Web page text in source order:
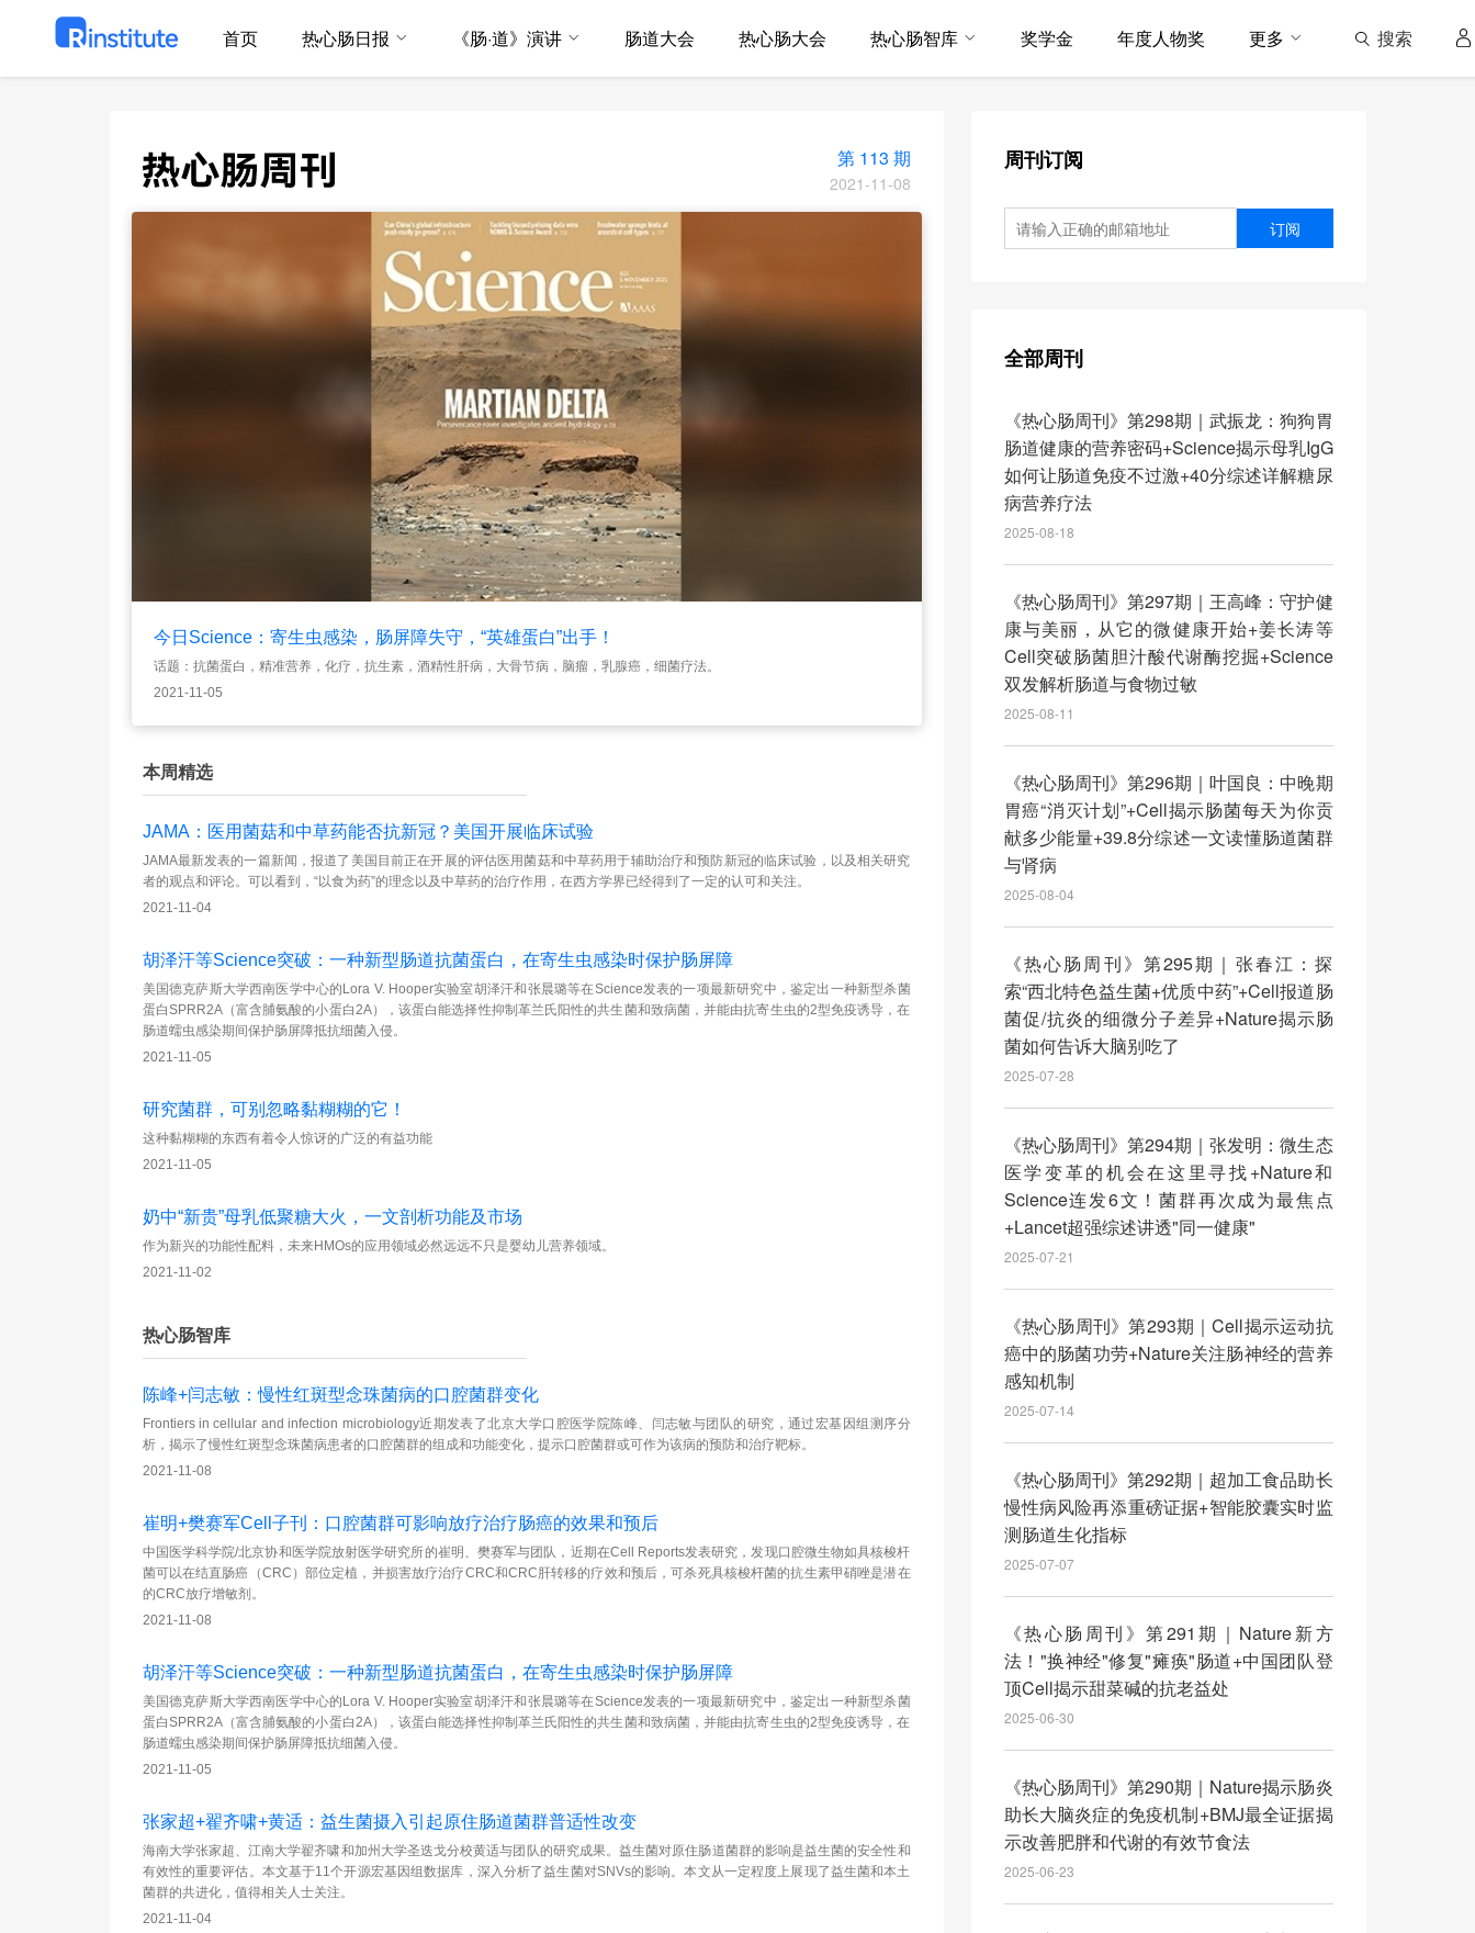
首页 热心肠日报 《肠·道》演讲 肠道大会 热心肠大会 热心肠智库 奖学金 年度人物奖 更多 搜索
第 113 期
2021-11-08
今日Science：寄生虫感染，肠屏障失守，“英雄蛋白”出手！
话题：抗菌蛋白，精准营养，化疗，抗生素，酒精性肝病，大骨节病，脑瘤，乳腺癌，细菌疗法。
2021-11-05
本周精选
JAMA：医用菌菇和中草药能否抗新冠？美国开展临床试验 ​
JAMA最新发表的一篇新闻，报道了美国目前正在开展的评估医用菌菇和中草药用于辅助治疗和预防新冠的临床试验，以及相关研究
者的观点和评论。可以看到，“以食为药”的理念以及中草药的治疗作用，在西方学界已经得到了一定的认可和关注。
2021-11-04
胡泽汗等Science突破：一种新型肠道抗菌蛋白，在寄生虫感染时保护肠屏障
美国德克萨斯大学西南医学中心的Lora V. Hooper实验室胡泽汗和张晨璐等在Science发表的一项最新研究中，鉴定出一种新型杀菌
蛋白SPRR2A（富含脯氨酸的小蛋白2A），该蛋白能选择性抑制革兰氏阳性的共生菌和致病菌，并能由抗寄生虫的2型免疫诱导，在
肠道蠕虫感染期间保护肠屏障抵抗细菌入侵。
2021-11-05
研究菌群，可别忽略黏糊糊的它！
这种黏糊糊的东西有着令人惊讶的广泛的有益功能
2021-11-05
奶中“新贵”母乳低聚糖大火，一文剖析功能及市场
作为新兴的功能性配料，未来HMOs的应用领域必然远远不只是婴幼儿营养领域。
2021-11-02
热心肠智库
陈峰+闫志敏：慢性红斑型念珠菌病的口腔菌群变化
Frontiers in cellular and infection microbiology近期发表了北京大学口腔医学院陈峰、闫志敏与团队的研究，通过宏基因组测序分
析，揭示了慢性红斑型念珠菌病患者的口腔菌群的组成和功能变化，提示口腔菌群或可作为该病的预防和治疗靶标。
2021-11-08
崔明+樊赛军Cell子刊：口腔菌群可影响放疗治疗肠癌的效果和预后
中国医学科学院/北京协和医学院放射医学研究所的崔明、樊赛军与团队，近期在Cell Reports发表研究，发现口腔微生物如具核梭杆
菌可以在结直肠癌（CRC）部位定植，并损害放疗治疗CRC和CRC肝转移的疗效和预后，可杀死具核梭杆菌的抗生素甲硝唑是潜在
的CRC放疗增敏剂。
2021-11-08
胡泽汗等Science突破：一种新型肠道抗菌蛋白，在寄生虫感染时保护肠屏障
美国德克萨斯大学西南医学中心的Lora V. Hooper实验室胡泽汗和张晨璐等在Science发表的一项最新研究中，鉴定出一种新型杀菌
蛋白SPRR2A（富含脯氨酸的小蛋白2A），该蛋白能选择性抑制革兰氏阳性的共生菌和致病菌，并能由抗寄生虫的2型免疫诱导，在
肠道蠕虫感染期间保护肠屏障抵抗细菌入侵。
2021-11-05
张家超+翟齐啸+黄适：益生菌摄入引起原住肠道菌群普适性改变
海南大学张家超、江南大学翟齐啸和加州大学圣迭戈分校黄适与团队的研究成果。益生菌对原住肠道菌群的影响是益生菌的安全性和
有效性的重要评估。本文基于11个开源宏基因组数据库，深入分析了益生菌对SNVs的影响。本文从一定程度上展现了益生菌和本土
菌群的共进化，值得相关人士关注。
2021-11-04
周刊订阅
订阅
全部周刊
《热心肠周刊》第298期｜武振龙：狗狗胃
肠道健康的营养密码+Science揭示母乳IgG
如何让肠道免疫不过激+40分综述详解糖尿
病营养疗法
2025-08-18
《热心肠周刊》第297期｜王高峰：守护健
康与美丽，从它的微健康开始+姜长涛等
Cell突破肠菌胆汁酸代谢酶挖掘+Science
双发解析肠道与食物过敏
2025-08-11
《热心肠周刊》第296期｜叶国良：中晚期
胃癌“消灭计划”+Cell揭示肠菌每天为你贡
献多少能量+39.8分综述一文读懂肠道菌群
与肾病
2025-08-04
《热心肠周刊》第295期｜张春江：探
索“西北特色益生菌+优质中药”+Cell报道肠
菌促/抗炎的细微分子差异+Nature揭示肠
菌如何告诉大脑别吃了
2025-07-28
《热心肠周刊》第294期｜张发明：微生态
医学变革的机会在这里寻找+Nature和
Science连发6文！菌群再次成为最焦点
+Lancet超强综述讲透"同一健康"
2025-07-21
《热心肠周刊》第293期｜Cell揭示运动抗
癌中的肠菌功劳+Nature关注肠神经的营养
感知机制
2025-07-14
《热心肠周刊》第292期｜超加工食品助长
慢性病风险再添重磅证据+智能胶囊实时监
测肠道生化指标
2025-07-07
《热心肠周刊》第291期｜Nature新方
法！"换神经"修复"瘫痪"肠道+中国团队登
顶Cell揭示甜菜碱的抗老益处
2025-06-30
《热心肠周刊》第290期｜Nature揭示肠炎
助长大脑炎症的免疫机制+BMJ最全证据揭
示改善肥胖和代谢的有效节食法
2025-06-23